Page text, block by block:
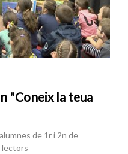
"Coneix la teua
de 1r i 2n de
lectors